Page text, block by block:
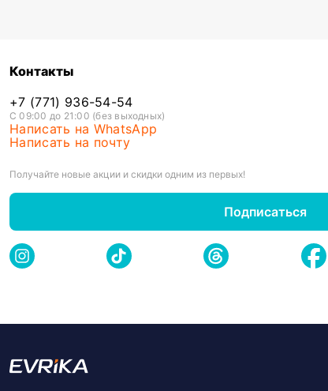
Контакты
+7 (771) 936-54-54
С 09:00 до 21:00 (без выходных)
Написать на WhatsApp
Написать на почту
Получайте новые акции и скидки одним из первых!
Подписаться